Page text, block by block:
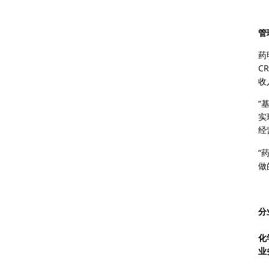
管
药
收
“
实
经
“
做
分
化
业